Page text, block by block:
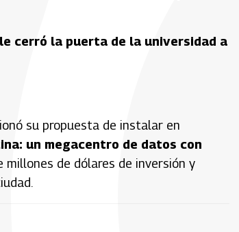
cerró la puerta de la universidad a
su propuesta de instalar en
un megacentro de datos con
millones de dólares de inversión y